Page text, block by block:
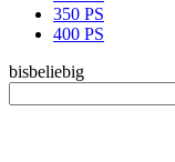
350 PS
400 PS
bisbeliebig